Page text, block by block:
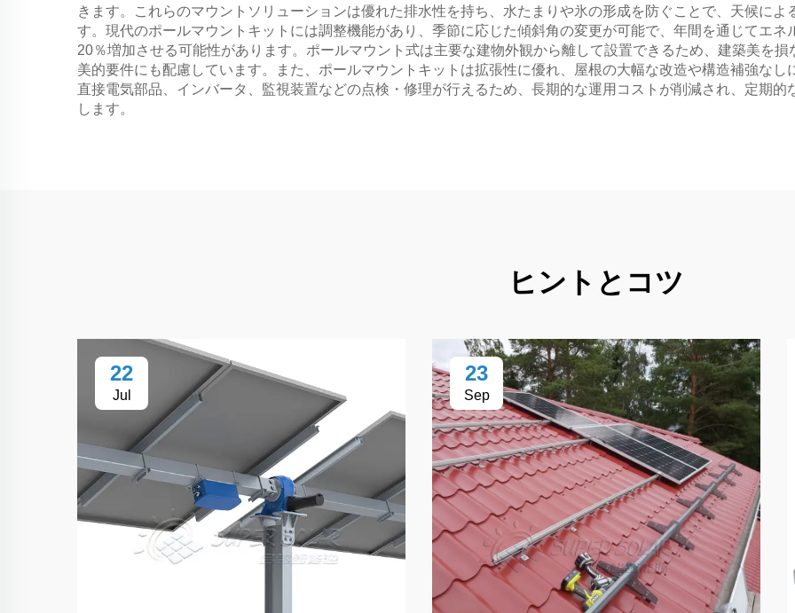
きます。これらのマウントソリューションは優れた排水性を持ち、水たまりや氷の形成を防ぐことで、天候に
す。現代のポールマウントキットには調整機能があり、季節に応じた傾斜角の変更が可能で、年間を通じてエ
20％増加させる可能性があります。ポールマウント式は主要な建物外観から離して設置できるため、建築美を
美的要件にも配慮しています。また、ポールマウントキットは拡張性に優れ、屋根の大幅な改造や構造補強な
直接電気部品、インバータ、監視装置などの点検・修理が行えるため、長期的な運用コストが削減され、定期
します。
ヒントとコツ
22
Jul
23
Sep